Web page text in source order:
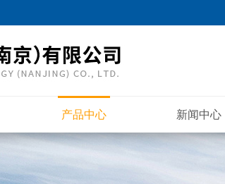
产品中心 新闻中心